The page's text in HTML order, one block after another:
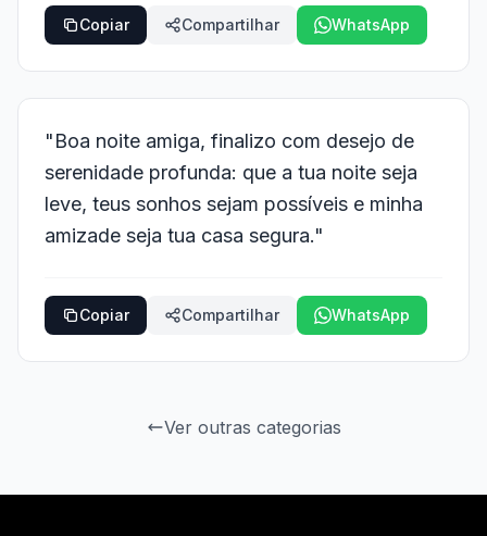
Copiar Compartilhar WhatsApp
"Boa noite amiga, finalizo com desejo de
serenidade profunda: que a tua noite seja
leve, teus sonhos sejam possíveis e minha
amizade seja tua casa segura."
Copiar Compartilhar WhatsApp
Ver outras categorias